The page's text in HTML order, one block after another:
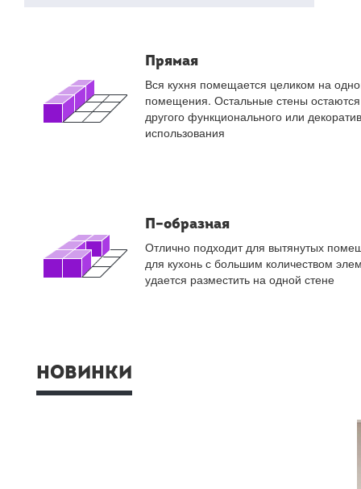
Прямая
Вся кухня помещается целиком на
помещения. Остальные стены
другого функционального или
использования
П–образная
Отлично подходит для вытянутых
для кухонь с большим количеством
удается разместить на одной стене
НОВИНКИ